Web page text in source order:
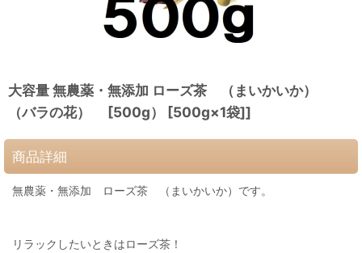
大容量 無農薬・無添加 ローズ茶 （まいかいか）
（バラの花） [500g） [500g×1袋]]
商品詳細
無農薬・無添加 ローズ茶 （まいかいか）です。
リラックしたいときはローズ茶！